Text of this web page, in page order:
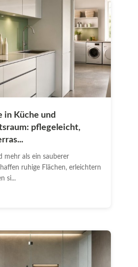
in Küche und
pflegeleicht,
mehr als ein sauberer
ruhige Flächen, erleichtern
si...